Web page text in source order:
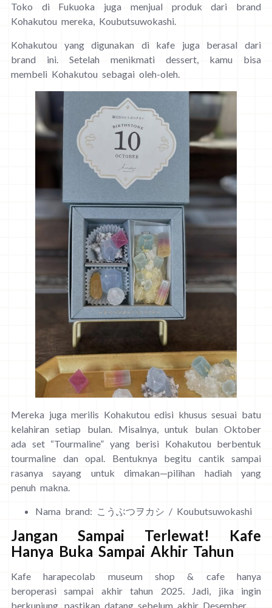
Toko di Fukuoka juga menjual produk dari brand
Kohakutou mereka, Koubutsuwokashi.
Kohakutou yang digunakan di kafe juga berasal dari
brand ini. Setelah menikmati dessert, kamu bisa
membeli Kohakutou sebagai oleh-oleh.
Mereka juga merilis Kohakutou edisi khusus sesuai batu
kelahiran setiap bulan. Misalnya, untuk bulan Oktober
ada set “Tourmaline” yang berisi Kohakutou berbentuk
tourmaline dan opal. Bentuknya begitu cantik sampai
rasanya sayang untuk dimakan—pilihan hadiah yang
penuh makna.
Nama brand: こうぶつヲカシ / Koubutsuwokashi
Jangan Sampai Terlewat! Kafe
Hanya Buka Sampai Akhir Tahun
Kafe harapecolab museum shop & cafe hanya
beroperasi sampai akhir tahun 2025. Jadi, jika ingin
berkunjung, pastikan datang sebelum akhir Desember.